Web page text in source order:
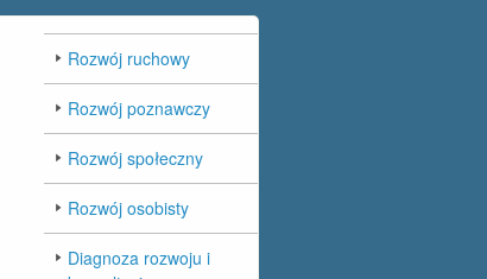
Rozwój ruchowy
Rozwój poznawczy
Rozwój społeczny
Rozwój osobisty
Diagnoza rozwoju i